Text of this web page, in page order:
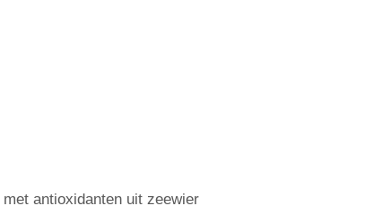
antioxidanten uit zeewier